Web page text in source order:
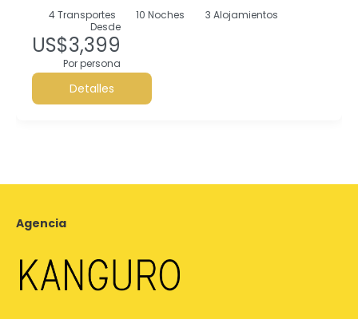
4Transportes 10 Noches
3 Alojamientos
Desde
US$3,399
Por persona
Detalles
Agencia